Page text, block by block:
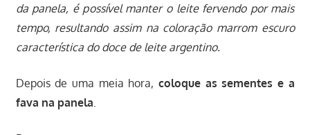
da panela, é possível manter o leite fervendo por mais
tempo, resultando assim na coloração marrom escuro
característica do doce de leite argentino.
Depois de uma meia hora, coloque as sementes e a
fava na panela.